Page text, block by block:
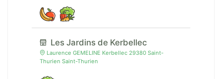
Les Jardins de Kerbellec
Laurence GEMELINE Kerbellec 29380 Saint-
Thurien Saint-Thurien